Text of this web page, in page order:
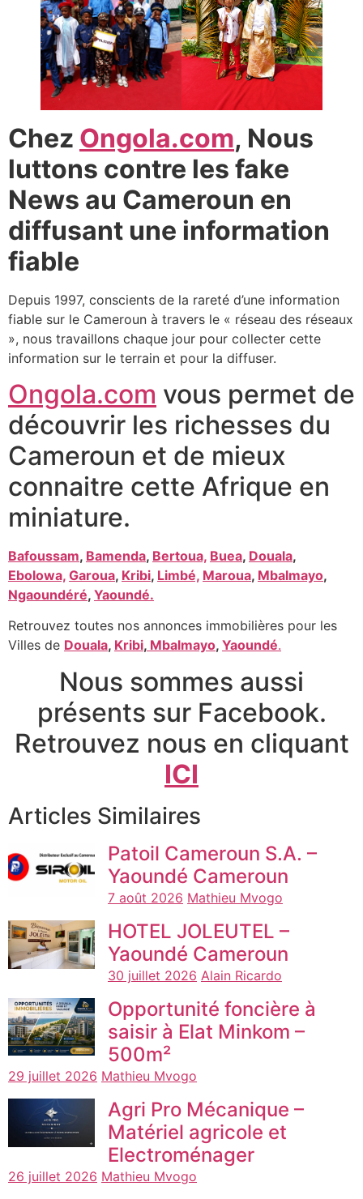
Chez Ongola.com, Nous
luttons contre les fake
News au Cameroun en
diffusant une information
fiable
Depuis 1997, conscients de la rareté d’une information
fiable sur le Cameroun à travers le « réseau des réseaux
», nous travaillons chaque jour pour collecter cette
information sur le terrain et pour la diffuser.
Ongola.com vous permet de
découvrir les richesses du
Cameroun et de mieux
connaitre cette Afrique en
miniature.
Bafoussam, Bamenda, Bertoua, Buea, Douala,
Ebolowa, Garoua, Kribi, Limbé, Maroua, Mbalmayo,
Ngaoundéré, Yaoundé.
Retrouvez toutes nos annonces immobilières pour les
Villes de Douala, Kribi, Mbalmayo, Yaoundé.
Nous sommes aussi
présents sur Facebook.
Retrouvez nous en cliquant
ICI
Articles Similaires
Patoil Cameroun S.A. –
Yaoundé Cameroun
7 août 2026 Mathieu Mvogo
HOTEL JOLEUTEL –
Yaoundé Cameroun
30 juillet 2026 Alain Ricardo
Opportunité foncière à
saisir à Elat Minkom –
500m²
29 juillet 2026 Mathieu Mvogo
Agri Pro Mécanique –
Matériel agricole et
Electroménager
26 juillet 2026 Mathieu Mvogo